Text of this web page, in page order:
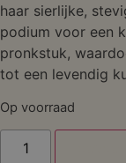
haar sierlijke,
podium voor een
pronkstuk,
tot een levendig
Op voorraad